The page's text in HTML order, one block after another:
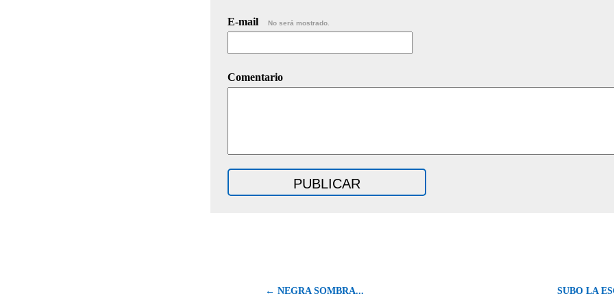
E-mail No será mostrado.
Comentario
← NEGRA SOMBRA... SUBO LA